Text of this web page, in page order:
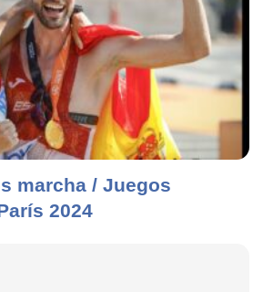
marcha / Juegos
2024